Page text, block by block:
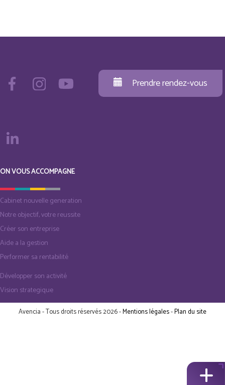
Prendre rendez-vous
ON VOUS ACCOMPAGNE
Cabinet nouvelle generation
Notre objectif, votre reussite
Créer son entreprise
Aide a la gestion
Performer sa rentabilité
Développer son activité
Vision strategique
Avencia - Tous droits réservés 2026 -Mentions légales-Plan du site